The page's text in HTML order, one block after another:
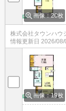
画像：20枚
株式会社タウンハウ
情報更新日 2026/08/
画像：19枚